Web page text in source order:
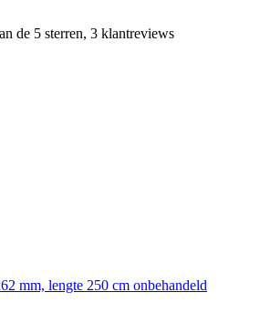
de 5 sterren, 3 klantreviews
mm, lengte 250 cm onbehandeld